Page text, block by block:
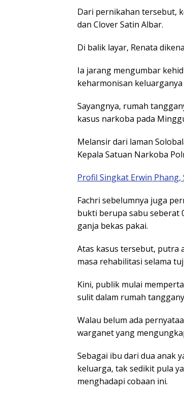
Dari pernikahan tersebut,
dan Clover Satin Albar.
Di balik layar, Renata
Ia jarang mengumbar
keharmonisan
Sayangnya, rumah
kasus narkoba pada
Melansir dari laman
Kepala Satuan Narkoba
Profil Singkat Erwin Phang,
Fachri sebelumnya juga
bukti berupa sabu seberat
ganja bekas pakai.
Atas kasus tersebut, putra
masa rehabilitasi selama
Kini, publik mulai
sulit dalam rumah
Walau belum ada
warganet yang
Sebagai ibu dari dua anak
keluarga, tak sedikit pula
menghadapi cobaan ini.